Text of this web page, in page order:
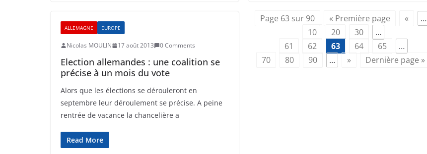
ALLEMAGNE EUROPE
Nicolas MOULIN 17 août 2013 0 Comments
Election allemandes : une coalition se
précise à un mois du vote
Alors que les élections se dérouleront en
septembre leur déroulement se précise. A peine
rentrée de vacance la chancelière a
Read More
Page 63 sur 90 « Première page «
…
10
20 30
…
61
62 63 64 65
…
70
80 90 … » Dernière page »